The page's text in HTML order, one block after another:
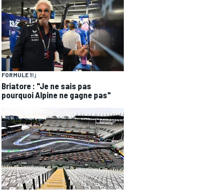
FORMULE 11 j
Briatore : "Je ne sais pas
pourquoi Alpine ne gagne pas"